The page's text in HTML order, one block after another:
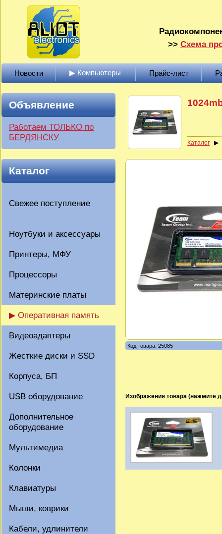
>> Схема
Новости ▶ Компьютеры Прайс-лист
Объявление
Работаем ТОЛЬКО по
БЕРДЯНСКУ
Каталог
Свежее поступление
Ноутбуки и аксессуары
Принтеры, МФУ
Процессоры
Материнские платы
▶ Оперативная память
Видеоадаптеры
Жесткие диски и SSD
Корпуса, БП
USB оборудование
Дополнительное
оборудование
Мультимедиа
Колонки
Клавиатуры
Мыши, коврики
Кабели, удлинители
Каталог
Код товара: 25085
Изображения товара (нажмите